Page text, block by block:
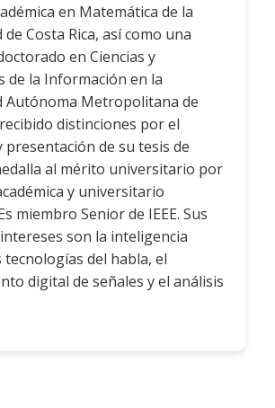
en Matemática de la
Costa Rica, así como una
en Ciencias y
de la Información en la
Autónoma Metropolitana de
distinciones por el
de su tesis de
al mérito universitario por
y universitario
miembro Senior de IEEE. Sus
son la inteligencia
tecnologías del habla, el
digital de señales y el análisis